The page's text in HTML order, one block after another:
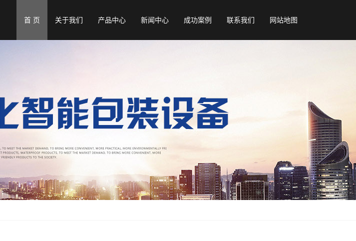
首 页 关于我们 产品中心 新闻中心 成功案例 联系我们 网站地图